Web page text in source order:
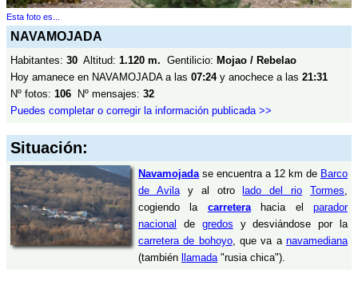
Esta foto es...
NAVAMOJADA
Habitantes: 30 Altitud: 1.120 m. Gentilicio: Mojao / Rebelao
Hoy amanece en NAVAMOJADA a las 07:24y anochece a las 21:31
Nº fotos: 106 Nº mensajes: 32
Puedes completar o corregir la información publicada >>
Situación:
Navamojadase encuentra a 12 km de Barco
de Avilay al otro lado del rio Tormes,
cogiendo la carreterahacia elparador
nacional
de gredos y desviándose por la
carretera de bohoyo, que va anavamediana
(también
llamada"rusia chica").